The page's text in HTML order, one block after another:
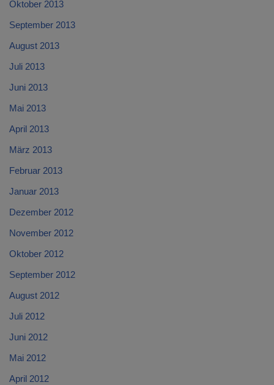
Oktober 2013
September 2013
August 2013
Juli 2013
Juni 2013
Mai 2013
April 2013
März 2013
Februar 2013
Januar 2013
Dezember 2012
November 2012
Oktober 2012
September 2012
August 2012
Juli 2012
Juni 2012
Mai 2012
April 2012